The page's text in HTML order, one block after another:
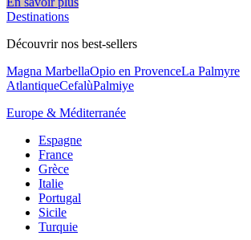
Destinations
Découvrir nos best-sellers
Magna MarbellaOpio en ProvenceLa Palmyre
AtlantiqueCefalùPalmiye
Europe & Méditerranée
Espagne
France
Grèce
Italie
Portugal
Sicile
Turquie